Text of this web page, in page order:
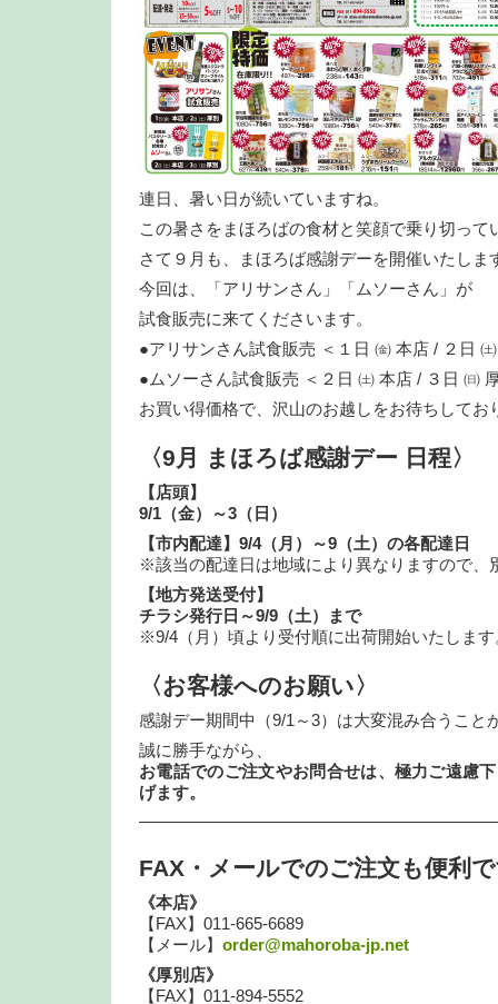
連日、暑い日が続いていますね。
この暑さをまほろばの食材と笑顔で乗り切って
さて９月も、まほろば感謝デーを開催いたしま
今回は、「アリサンさん」「ムソーさん」が
試食販売に来てくださいます。
●アリサンさん試食販売 ＜１日 ㈮ 本店 / ２日
●ムソーさん試食販売 ＜２日 ㈯ 本店 / ３日 ㈰
お買い得価格で、沢山のお越しをお待ちしてお
〈9月 まほろば感謝デー 日程〉
【店頭】
9/1（金）～3（日）
【市内配達】9/4（月）～9（土）の各配達日
※該当の配達日は地域により異なりますので、
【地方発送受付】
チラシ発行日～9/9（土）まで
※9/4（月）頃より受付順に出荷開始いたします
〈お客様へのお願い〉
感謝デー期間中（9/1～3）は大変混み合うこと
誠に勝手ながら、
お電話でのご注文やお問合せは、極力ご遠慮
げます。
FAX・メールでのご注文も便利
《本店》
【FAX】011-665-6689
【メール】 order@mahoroba-jp.net
《厚別店》
【FAX】011-894-5552